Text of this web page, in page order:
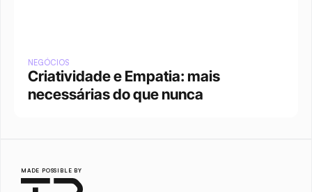
NEGÓCIOS
Criatividade e Empatia: mais
necessárias do que nunca
MADE POSSIBLE BY